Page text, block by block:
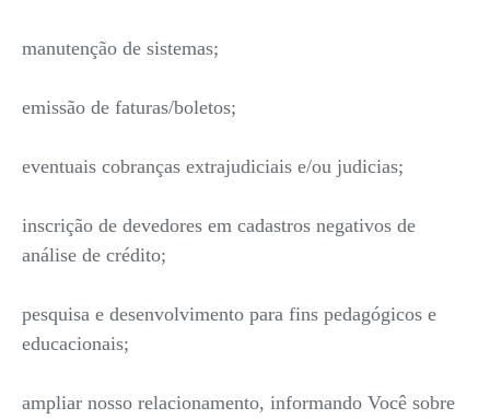
manutenção de sistemas;
emissão de faturas/boletos;
eventuais cobranças extrajudiciais e/ou judicias;
inscrição de devedores em cadastros negativos de
análise de crédito;
pesquisa e desenvolvimento para fins pedagógicos e
educacionais;
ampliar nosso relacionamento, informando Você sobre